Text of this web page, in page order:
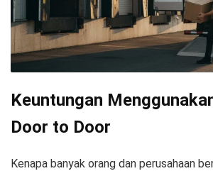
Keuntungan
Door to Door
Kenapa banyak orang dan perusahaan